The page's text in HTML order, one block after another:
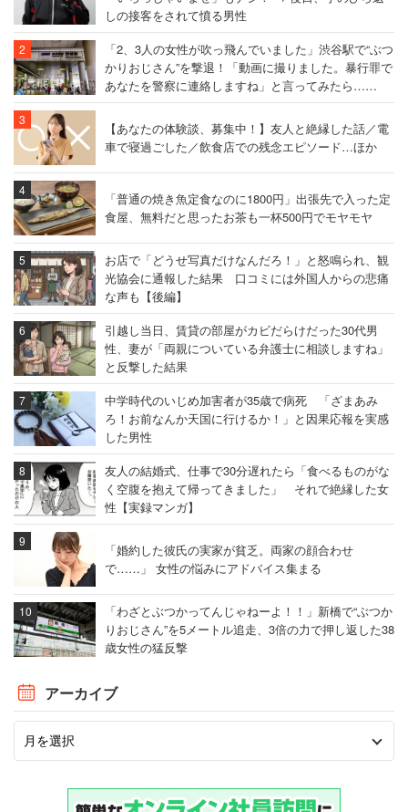
しの接客をされて憤る男性
「2、3人の女性が吹っ飛んでいました」渋谷駅で“ぶつ
かりおじさん”を撃退！「動画に撮りました。暴行罪で
あなたを警察に連絡しますね」と言ってみたら……
【あなたの体験談、募集中！】友人と絶縁した話／電
車で寝過ごした／飲食店での残念エピソード…ほか
「普通の焼き魚定食なのに1800円」出張先で入った定
食屋、無料だと思ったお茶も一杯500円でモヤモヤ
お店で「どうせ写真だけなんだろ！」と怒鳴られ、観
光協会に通報した結果 口コミには外国人からの悲痛
な声も【後編】
引越し当日、賃貸の部屋がカビだらけだった30代男
性、妻が「両親についている弁護士に相談しますね」
と反撃した結果
中学時代のいじめ加害者が35歳で病死 「ざまあみ
ろ！お前なんか天国に行けるか！」と因果応報を実感
した男性
友人の結婚式、仕事で30分遅れたら「食べるものがな
く空腹を抱えて帰ってきました」 それで絶縁した女
性【実録マンガ】
「婚約した彼氏の実家が貧乏。両家の顔合わせ
で……」 女性の悩みにアドバイス集まる
「わざとぶつかってんじゃねーよ！！」新橋で“ぶつか
りおじさん”を5メートル追走、3倍の力で押し返した38
歳女性の猛反撃
アーカイブ